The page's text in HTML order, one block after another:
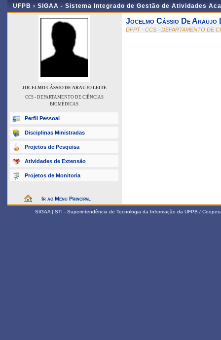
UFPB › SIGAA - Sistema Integrado de Gestão de Atividades
JOCELMO CÁSSIO DE ARAUJO LEITE
CCS - DEPARTAMENTO DE CIÊNCIAS
BIOMÉDICAS
Perfil Pessoal
Disciplinas Ministradas
Projetos de Pesquisa
Atividades de Extensão
Projetos de Monitoria
Ir ao Menu Principal
Jocelmo Cássio De Araujo
DFPT - CCS - DEPARTAMENTO DE
SIGAA | STI - Superintendência de Tecnologia da Informação da UFPB /